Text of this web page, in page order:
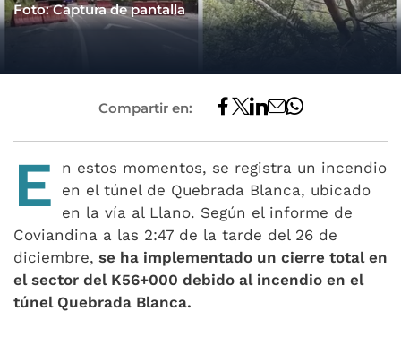
Foto: Captura de pantalla
Compartir en:
E
n estos momentos, se registra un incendio
en el túnel de Quebrada Blanca, ubicado
en la vía al Llano. Según el informe de
Coviandina a las 2:47 de la tarde del 26 de
diciembre, se ha implementado un cierre total en
el sector del K56+000 debido al incendio en el
túnel Quebrada Blanca.